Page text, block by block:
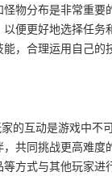
物分布是非常重要
以便更好地选择任务
，合理运用自己的
的互动是游戏中不
共同挑战更高难度
方式与其他玩家进